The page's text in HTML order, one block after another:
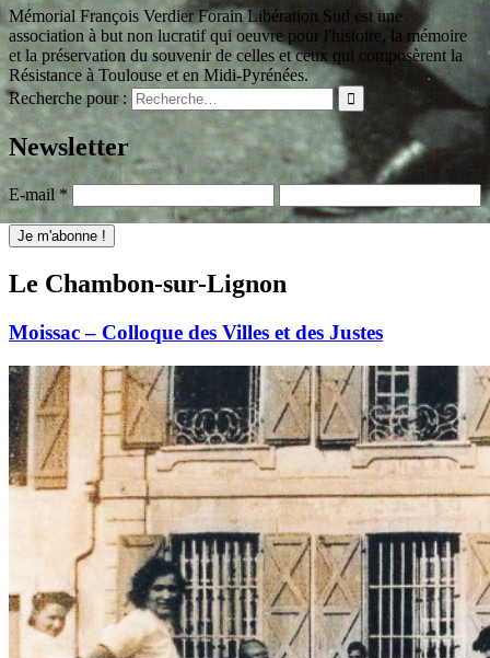
Mémorial François Verdier Forain Libération Sud est une
association à but non lucratif qui oeuvre pour l'histoire, la mémoire
et la préservation du souvenir de celles et ceux qui composèrent la
Résistance à Toulouse et en Midi-Pyrénées.
Recherche pour :
Newsletter
E-mail *
Le Chambon-sur-Lignon
Moissac – Colloque des Villes et des Justes